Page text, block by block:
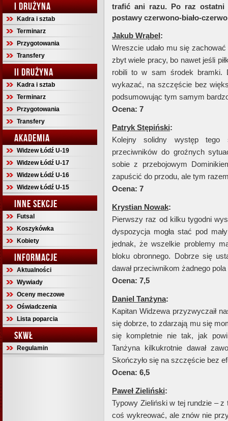
I DRUŻYNA
Kadra i sztab
Terminarz
Przygotowania
Transfery
II DRUŻYNA
Kadra i sztab
Terminarz
Przygotowania
Transfery
AKADEMIA
Widzew Łódź U-19
Widzew Łódź U-17
Widzew Łódź U-16
Widzew Łódź U-15
INNE SEKCJE
Futsal
Koszykówka
Kobiety
INFORMACJE
Aktualności
Wywiady
Oceny meczowe
Oświadczenia
Lista poparcia
SKWŁ
Regulamin
trafić ani razu. Po raz
postawy czerwono-biało-
Jakub Wrąbel:
Wreszcie udało mu się
zbyt wiele pracy, bo nawet jeśli
robili to w sam środek bramki.
wykazać, na szczęście bez
podsumowując tym samym
Ocena: 7
Patryk Stępiński:
Kolejny solidny występ tego
przeciwników do groźnych
sobie z przebojowym
zapuścić do przodu, ale tym
Ocena: 7
Krystian Nowak:
Pierwszy raz od kilku tygodni
dyspozycja mogła stać pod
jednak, że wszelkie problemy
bloku obronnego. Dobrze się
dawał przeciwnikom żadnego
Ocena: 7,5
Daniel Tanżyna:
Kapitan Widzewa przyzwyczaił
się dobrze, to zdarzają mu się
się kompletnie nie tak, jak
Tanżyna kilkukrotnie dawał
Skończyło się na szczęście bez
Ocena: 6,5
Paweł Zieliński:
Typowy Zieliński w tej rundzie – z
coś wykreować, ale znów nie